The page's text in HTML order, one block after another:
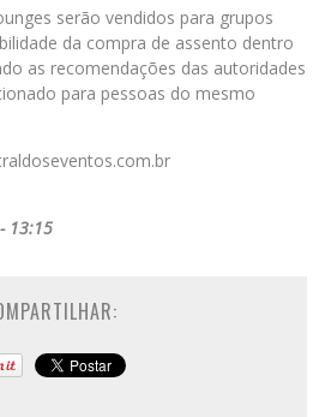
serão vendidos para grupos
da compra de assento dentro
as recomendações das autoridades
para pessoas do mesmo
13:15